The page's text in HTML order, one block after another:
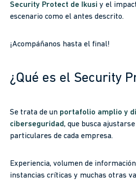
Security Protect de Ikusi y el
escenario como el antes descrito.
¡Acompáñanos hasta el final!
¿Qué es el Security
Se trata de un portafolio amplio y
ciberseguridad, que busca
particulares de cada empresa.
Experiencia, volumen de
instancias críticas y muchas otras